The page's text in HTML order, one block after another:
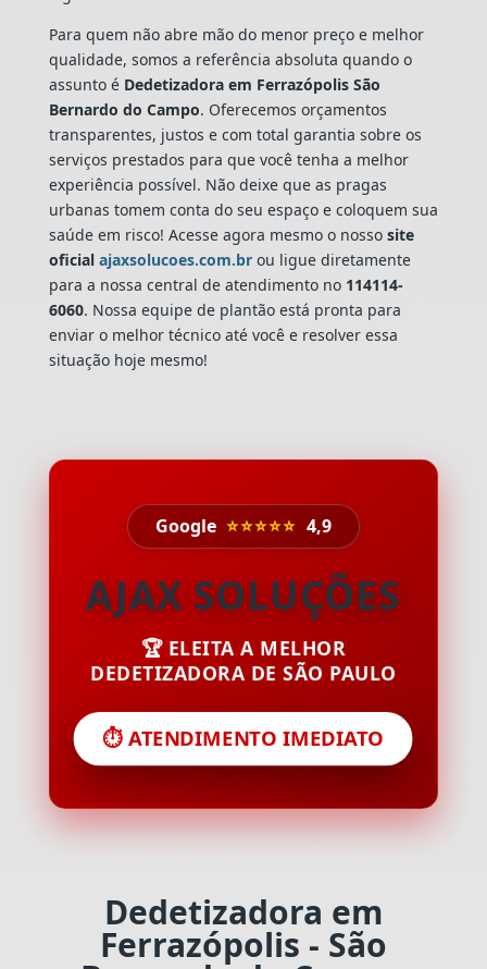
Para quem não abre mão do menor preço e melhor
qualidade, somos a referência absoluta quando o
assunto é Dedetizadora em Ferrazópolis São
Bernardo do Campo. Oferecemos orçamentos
transparentes, justos e com total garantia sobre os
serviços prestados para que você tenha a melhor
experiência possível. Não deixe que as pragas
urbanas tomem conta do seu espaço e coloquem sua
saúde em risco! Acesse agora mesmo o nossosite
oficial ajaxsolucoes.com.brou ligue diretamente
para a nossa central de atendimento no 114114-
6060. Nossa equipe de plantão está pronta para
enviar o melhor técnico até você e resolver essa
situação hoje mesmo!
Google ⭐⭐⭐⭐⭐ 4,9
AJAX SOLUÇÕES
🏆 ELEITA A MELHOR
DEDETIZADORA DE SÃO PAULO
⏱️ ATENDIMENTO IMEDIATO
Dedetizadora em
Ferrazópolis - São